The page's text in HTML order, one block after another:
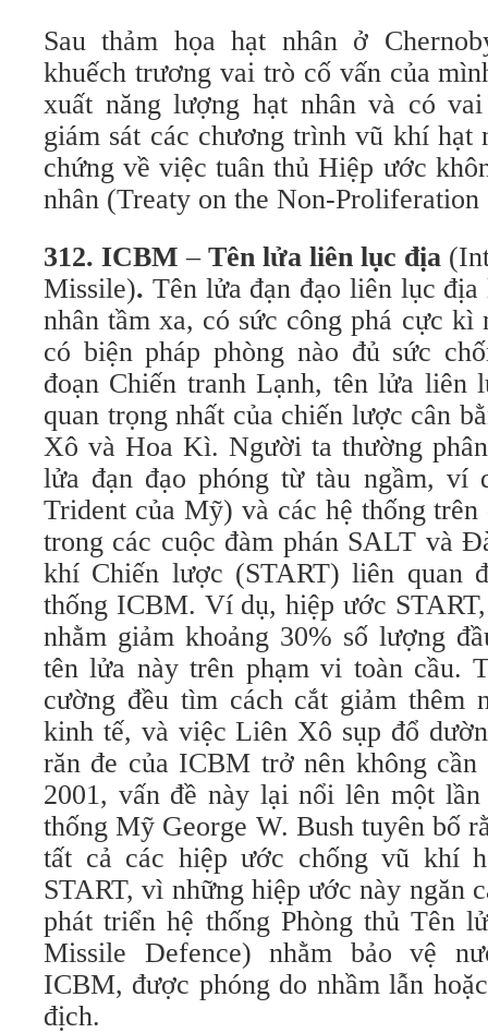
Sau thảm họa hạt nhân ở
khuếch trương vai trò cố vấn của
xuất năng lượng hạt nhân và có
giám sát các chương trình vũ khí hạt
chứng về việc tuân thủ Hiệp ước
nhân (Treaty on the Non-
312. ICBM – Tên lửa liên lục địa
Missile). Tên lửa đạn đạo liên lục
nhân tầm xa, có sức công phá cực kì
có biện pháp phòng nào đủ sức
đoạn Chiến tranh Lạnh, tên lửa liên
quan trọng nhất của chiến lược cân
Xô và Hoa Kì. Người ta thường
lửa đạn đạo phóng từ tàu ngầm, ví
Trident của Mỹ) và các hệ thống
trong các cuộc đàm phán SALT và
khí Chiến lược (START) liên quan
thống ICBM. Ví dụ, hiệp ước
nhằm giảm khoảng 30% số lượng
tên lửa này trên phạm vi toàn cầu.
cường đều tìm cách cắt giảm thêm
kinh tế, và việc Liên Xô sụp đổ
răn đe của ICBM trở nên không
2001, vấn đề này lại nổi lên một
thống Mỹ George W. Bush tuyên bố
tất cả các hiệp ước chống vũ khí
START, vì những hiệp ước này ngăn
phát triển hệ thống Phòng thủ Tên
Missile Defence) nhằm bảo vệ
ICBM, được phóng do nhầm lẫn
địch.